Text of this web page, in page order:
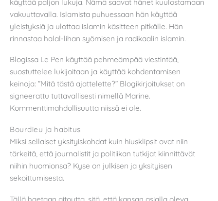
vakuuttavalla. Islamista puhuessaan hän käyttää
yleistyksiä ja ulottaa islamin käsitteen pitkälle. Hän
rinnastaa halal-lihan syömisen ja radikaalin islamin.
Blogissa Le Pen käyttää pehmeämpää viestintää,
suostuttelee lukijoitaan ja käyttää kohdentamisen
keinoja: ”Mitä tästä ajattelette?” Blogikirjoitukset on
signeerattu tuttavallisesti nimellä Marine.
Kommenttimahdollisuutta niissä ei ole.
Bourdieu ja habitus
Miksi sellaiset yksityiskohdat kuin hiusklipsit ovat niin
tärkeitä, että journalistit ja politiikan tutkijat kiinnittävät
niihin huomionsa? Kyse on julkisen ja yksityisen
sekoittumisesta.
Tällä haetaan aitoutta, sitä, että kansan asialla oleva